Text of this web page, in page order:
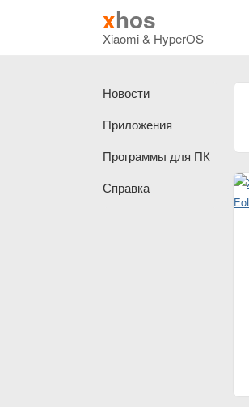
xhos
Xiaomi & HyperOS
Новости
Приложения
Программы для ПК
Справка